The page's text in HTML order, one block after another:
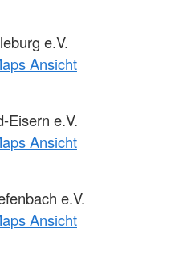
e.V.
Ansicht
Eisern e.V.
Ansicht
e.V.
Ansicht